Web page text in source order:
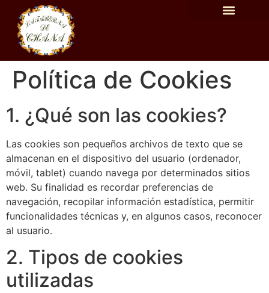
Política de Cookies
1. ¿Qué son las cookies?
Las cookies son pequeños archivos de texto que se
almacenan en el dispositivo del usuario (ordenador,
móvil, tablet) cuando navega por determinados sitios
web. Su finalidad es recordar preferencias de
navegación, recopilar información estadística, permitir
funcionalidades técnicas y, en algunos casos, reconocer
al usuario.
2. Tipos de cookies
utilizadas